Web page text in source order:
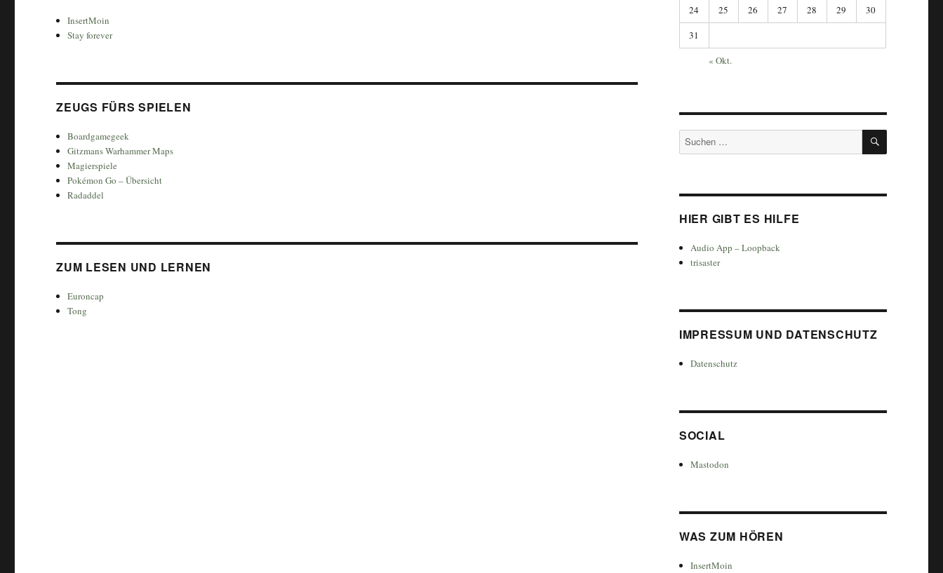
InsertMoin
Stay forever
ZEUGS FÜRS SPIELEN
Boardgamegeek
Gitzmans Warhammer Maps
Magierspiele
Pokémon Go – Übersicht
Radaddel
ZUM LESEN UND LERNEN
Euroncap
Tong
24
25 26 27 28 29
30
31
« Okt.
Suchen
nach:
SUCHEN
HIER GIBT ES HILFE
Audio App – Loopback
trisaster
IMPRESSUM UND DATENSCHUTZ
Datenschutz
SOCIAL
Mastodon
WAS ZUM HÖREN
InsertMoin